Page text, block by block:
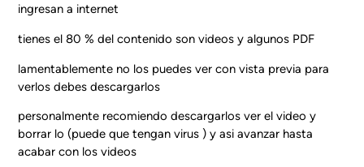
ingresan a internet
tienes el 80 % del contenido son videos y algunos PDF
lamentablemente no los puedes ver con vista previa para
verlos debes descargarlos
personalmente recomiendo descargarlos ver el video y
borrar lo (puede que tengan virus ) y asi avanzar hasta
acabar con los videos